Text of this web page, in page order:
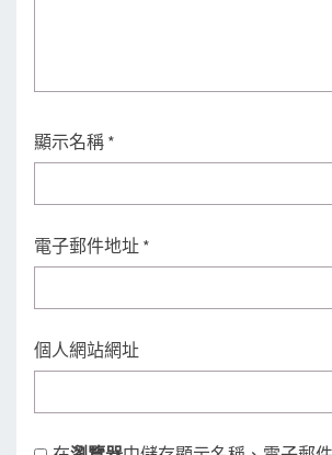
顯示名稱 *
電子郵件地址 *
個人網站網址